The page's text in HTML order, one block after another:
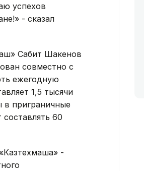
успехов
- сказал
Сабит Шакенов
совместно с
ежегодную
1,5 тысячи
в приграничные
60
-